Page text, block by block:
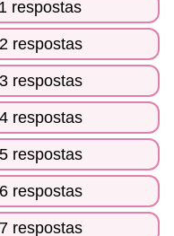
respostas
respostas
respostas
respostas
respostas
respostas
respostas